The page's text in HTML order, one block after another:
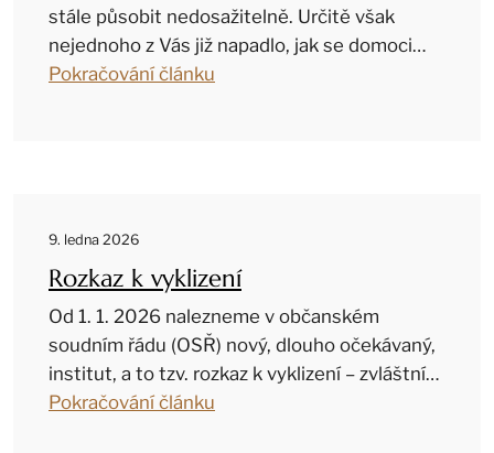
stále působit nedosažitelně. Určitě však
nejednoho z Vás již napadlo, jak se domoci…
Pokračování článku
9. ledna 2026
Rozkaz k vyklizení
Od 1. 1. 2026 nalezneme v občanském
soudním řádu (OSŘ) nový, dlouho očekávaný,
institut, a to tzv. rozkaz k vyklizení – zvláštní…
Pokračování článku